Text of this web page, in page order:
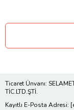
Ticaret Ünvanı:
TİC.LTD.ŞTİ.
Kayıtlı E-Posta Adresi: